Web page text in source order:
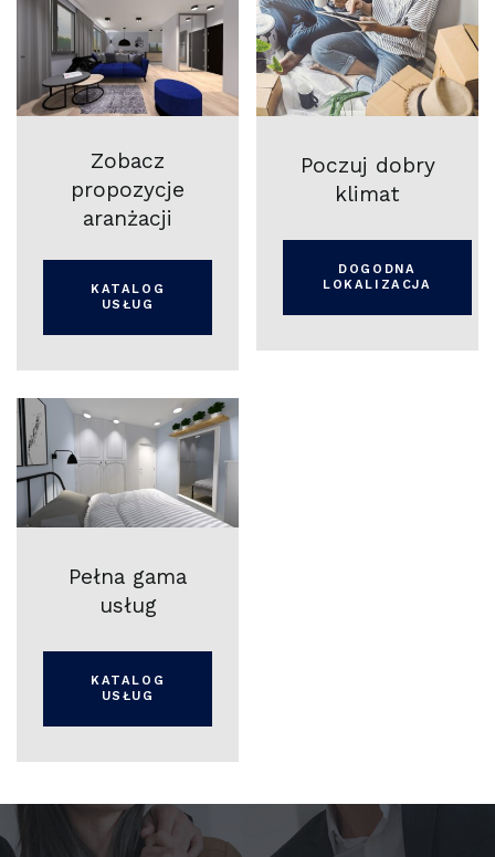
Zobacz
propozycje
aranżacji
KATALOG
USŁUG
Poczuj dobry
klimat
DOGODNA
LOKALIZACJA
Pełna gama
usług
KATALOG
USŁUG